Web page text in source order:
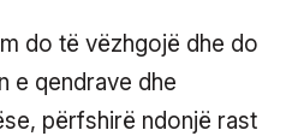
do të vëzhgojë dhe do
e qendrave dhe
përfshirë ndonjë rast